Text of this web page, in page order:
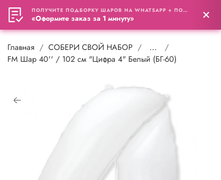
0
Главная СОБЕРИ СВОЙ НАБОР
...
FM Шар 40'' / 102 см "Цифра 4" Белый (БГ-60)
ПОЛУЧИТЕ ПОДБОРКУ ШАРОВ НА WHATSAPP + ПОДАРОК
«Оформите заказ за 1 минуту»